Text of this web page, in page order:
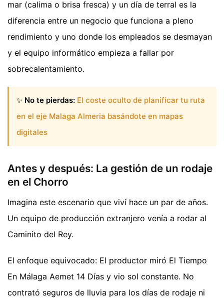
mar (calima o brisa fresca) y un día de terral es la
diferencia entre un negocio que funciona a pleno
rendimiento y uno donde los empleados se desmayan
y el equipo informático empieza a fallar por
sobrecalentamiento.
✨ No te pierdas: El coste oculto de planificar tu ruta
en el eje Malaga Almeria basándote en mapas
digitales
Antes y después: La gestión de un rodaje
en el Chorro
Imagina este escenario que viví hace un par de años.
Un equipo de producción extranjero venía a rodar al
Caminito del Rey.
El enfoque equivocado: El productor miró El Tiempo
En Málaga Aemet 14 Días y vio sol constante. No
contrató seguros de lluvia para los días de rodaje ni